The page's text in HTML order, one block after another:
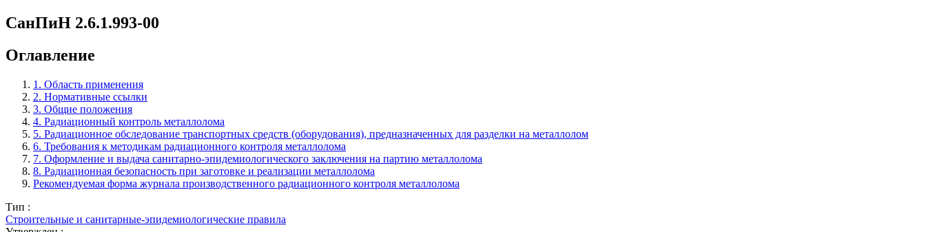
СанПиН 2.6.1.993-00
Оглавление
1. Область применения
2. Нормативные ссылки
3. Общие положения
4. Радиационный контроль металлолома
5. Радиационное обследование транспортных средств (оборудования), предназначенных для разделки на металлолом
6. Требования к методикам радиационного контроля металлолома
7. Оформление и выдача санитарно-эпидемиологического заключения на партию металлолома
8. Радиационная безопасность при заготовке и реализации металлолома
Рекомендуемая форма журнала производственного радиационного контроля металлолома
Тип :
Строительные и санитарные-эпидемиологические правила